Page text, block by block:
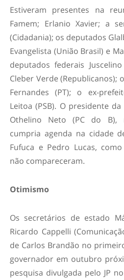
Estiveram presentes na
Famem; Erlanio Xavier; a
(Cidadania); os deputados
Evangelista (União Brasil) e
deputados federais
Cleber Verde (Republicanos);
Fernandes (PT); o ex-
Leitoa (PSB). O presidente
Othelino Neto (PC do B),
cumpria agenda na cidade
Fufuca e Pedro Lucas,
não compareceram.
Otimismo
Os secretários de estado
Ricardo Cappelli
de Carlos Brandão no
governador em outubro
pesquisa divulgada pelo JP